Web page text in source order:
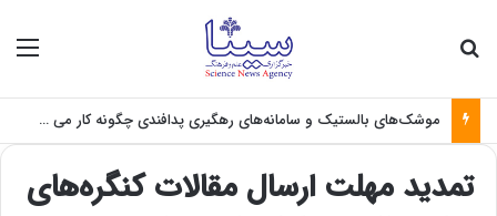
موشک‌های بالستیک و سامانه‌های رهگیری پدافندی چگونه کار می کنند؟
تمدید مهلت ارسال مقالات کنگره‌های